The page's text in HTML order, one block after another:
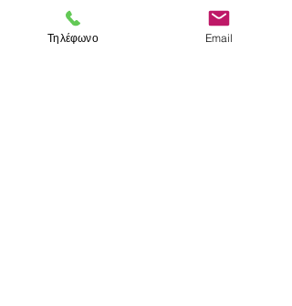
22. Πολυωνυμική προσέγγιση ελάχιστου-
μέγιστουΤηλέφωνο Email